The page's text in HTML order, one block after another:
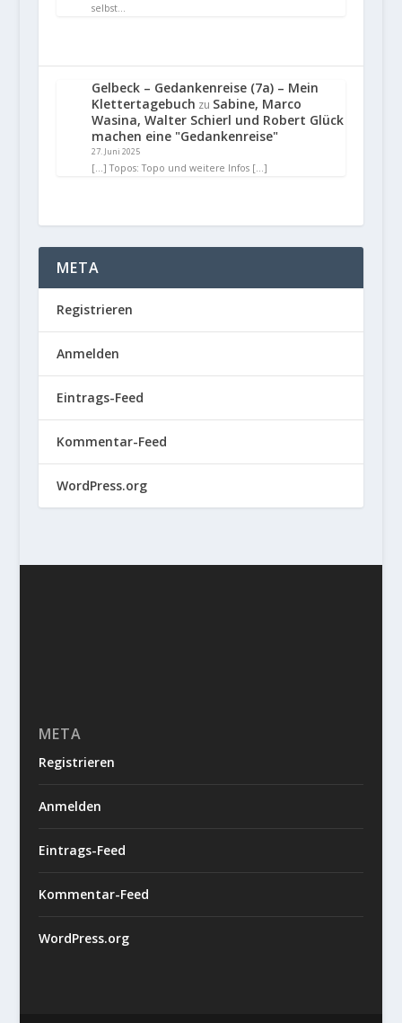
selbst…
Gelbeck – Gedankenreise (7a) – Mein
Klettertagebuch zu Sabine, Marco
Wasina, Walter Schierl und Robert Glück
machen eine "Gedankenreise"
27. Juni 2025
[…] Topos: Topo und weitere Infos […]
META
Registrieren
Anmelden
Eintrags-Feed
Kommentar-Feed
WordPress.org
META
Registrieren
Anmelden
Eintrags-Feed
Kommentar-Feed
WordPress.org